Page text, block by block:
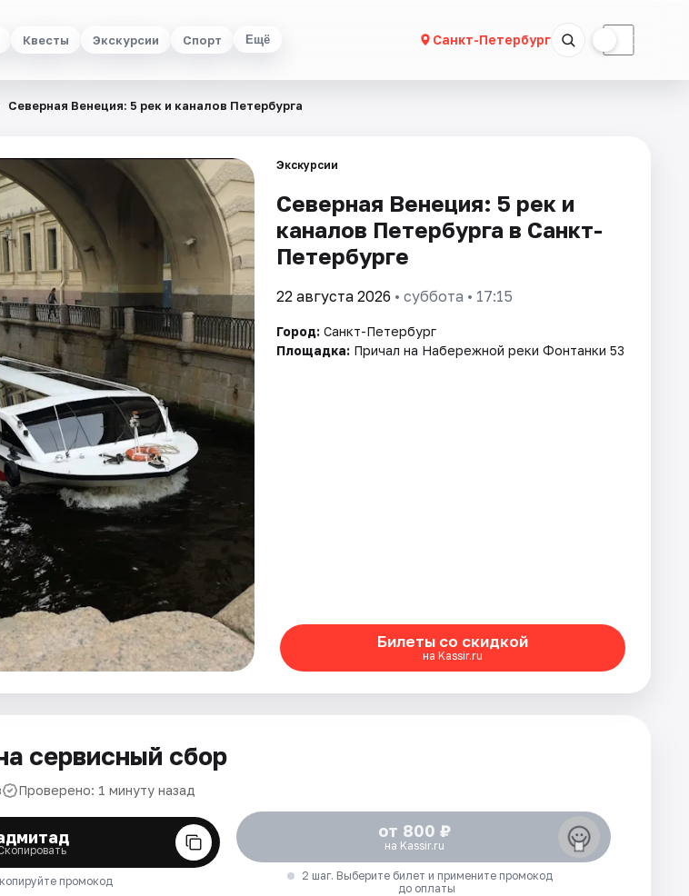
Квесты Экскурсии Спорт Ещё Санкт-Петербург ☾
Северная Венеция: 5 рек и каналов Петербурга
Экскурсии
Северная Венеция: 5 рек и
каналов Петербурга в Санкт-
Петербурге
22 августа 2026 • суббота • 17:15
Город: Санкт-Петербург
Площадка: Причал на Набережной реки Фонтанки 53
Билеты со скидкой
на Kassir.ru
сервисный сбор
Проверено: 1 минуту назад
промокод
от 800 ₽
на Kassir.ru
2 шаг. Выберите билет и примените промокод
до оплаты